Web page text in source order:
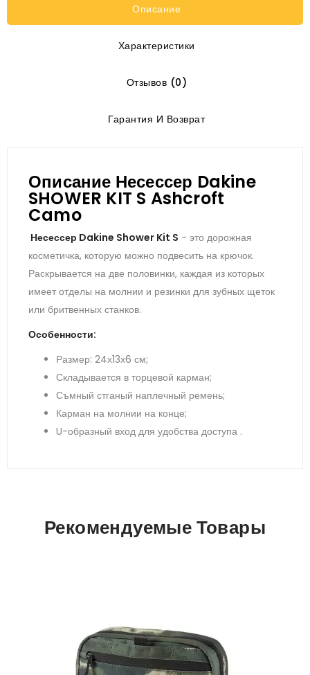
Описание
Характеристики
Отзывов (0)
Гарантия И Возврат
Описание Несессер Dakine
SHOWER KIT S Ashcroft
Camo
Несессер Dakine Shower Kit S - это дорожная
косметичка, которую можно подвесить на крючок.
Раскрывается на две половинки, каждая из которых
имеет отделы на молнии и резинки для зубных щеток
или бритвенных станков.
Особенности:
Размер: 24х13х6 см;
Складывается в торцевой карман;
Съмный стганый наплечный ремень;
Карман на молнии на конце;
U-образный вход для удобства доступа .
Рекомендуемые Товары